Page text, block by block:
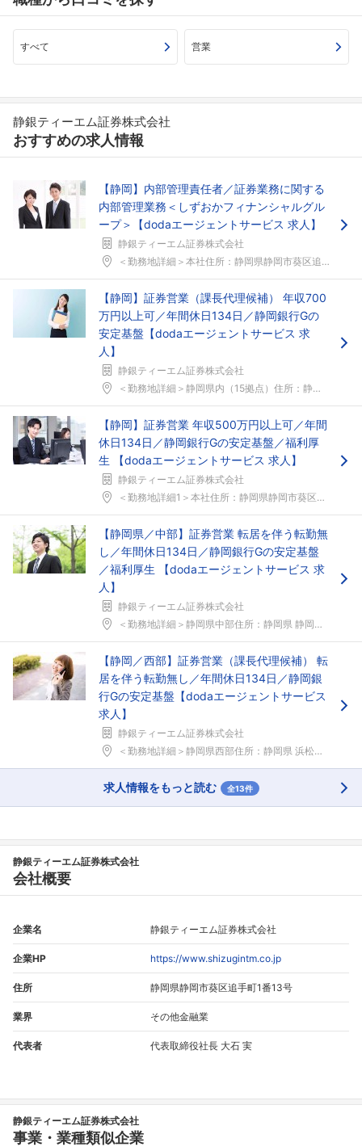
フォローしました
こちらの企業もフォローしませんか？
すべて 営業
静銀ティーエム証券株式会社
おすすめの求人情報
【静岡】内部管理責任者／証券業務に関する
内部管理業務＜しずおかフィナンシャルグル
ープ＞【dodaエージェントサービス 求人】
静銀ティーエム証券株式会社
＜勤務地詳細＞本社住所：静岡県静岡市葵区追手町1-...
【静岡】証券営業（課長代理候補） 年収700
万円以上可／年間休日134日／静岡銀行Gの
安定基盤【dodaエージェントサービス 求
人】
静銀ティーエム証券株式会社
＜勤務地詳細＞静岡県内（15拠点）住所：静岡県（静...
【静岡】証券営業 年収500万円以上可／年間
休日134日／静岡銀行Gの安定基盤／福利厚
生 【dodaエージェントサービス 求人】
静銀ティーエム証券株式会社
＜勤務地詳細1＞本社住所：静岡県静岡市葵区追手町1...
【静岡県／中部】証券営業 転居を伴う転勤無
し／年間休日134日／静岡銀行Gの安定基盤
／福利厚生 【dodaエージェントサービス 求
人】
静銀ティーエム証券株式会社
＜勤務地詳細＞静岡県中部住所：静岡県 静岡市 藤枝...
【静岡／西部】証券営業（課長代理候補） 転
居を伴う転勤無し／年間休日134日／静岡銀
行Gの安定基盤【dodaエージェントサービス
求人】
静銀ティーエム証券株式会社
＜勤務地詳細＞静岡県西部住所：静岡県 浜松市、掛川...
求人情報をもっと読む 全13件
静銀ティーエム証券株式会社
会社概要
企業名 静銀ティーエム証券株式会社
企業HP https://www.shizugintm.co.jp
住所 静岡県静岡市葵区追手町1番13号
業界 その他金融業
代表者 代表取締役社長 大石 実
静銀ティーエム証券株式会社
事業・業種類似企業